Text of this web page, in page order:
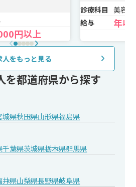
円以上
診療科目
美容
給与
年収
人をもっと見る
を都道府県から探す
城県秋田県山形県福島県
千葉県茨城県栃木県群馬県
井県山梨県長野県岐阜県